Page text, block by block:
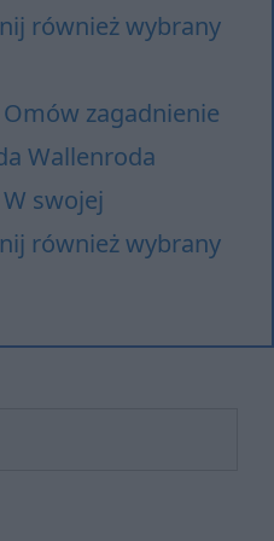
również wybrany
zagadnienie
Wallenroda
swojej
również wybrany